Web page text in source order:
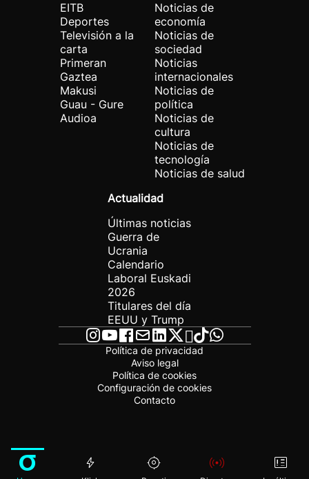
EITB
Deportes
Televisión a la
carta
Primeran
Gaztea
Makusi
Guau - Gure
Audioa
Noticias de
economía
Noticias de
sociedad
Noticias
internacionales
Noticias de
política
Noticias de
cultura
Noticias de
tecnología
Noticias de salud
Actualidad
Últimas noticias
Guerra de
Ucrania
Calendario
Laboral Euskadi
2026
Titulares del día
EEUU y Trump
Política de privacidad
Aviso legal
Política de cookies
Configuración de cookies
Contacto